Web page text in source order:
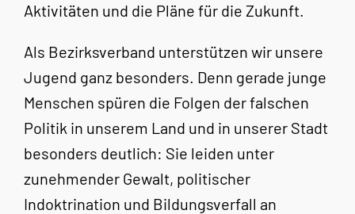
Aktivitäten und die Pläne für die Zukunft.
Als Bezirksverband unterstützen wir unsere
Jugend ganz besonders. Denn gerade junge
Menschen spüren die Folgen der falschen
Politik in unserem Land und in unserer Stadt
besonders deutlich: Sie leiden unter
zunehmender Gewalt, politischer
Indoktrination und Bildungsverfall an